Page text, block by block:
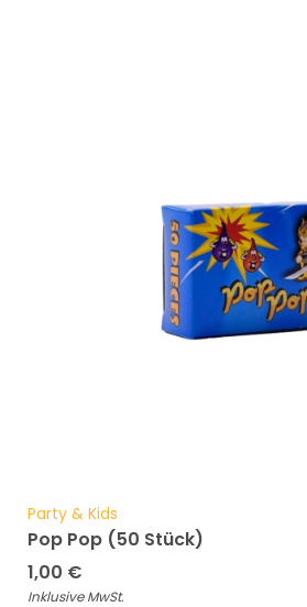
Party & Kids
Pop Pop (50 Stück)
1,00 €
Inklusive MwSt.